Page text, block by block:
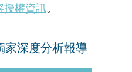
授權資訊。
家深度分析報導